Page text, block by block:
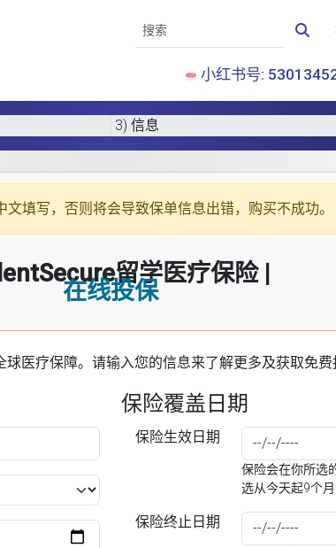
小红书号:
3) 信息
文填写，否则将会导致保单信息出错，购买不成功。
留学医疗保险 |
在线投保
医疗保障。请输入您的信息来了解更多及获取免费
保险覆盖日期
保险生效日期
保险会在你所选
选从今天起9个月
保险终止日期